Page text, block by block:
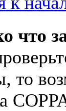
что
то